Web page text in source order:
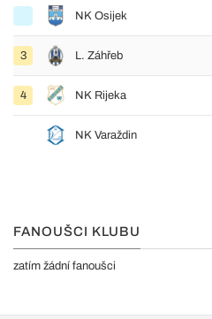
NK Osijek
3 L. Záhřeb
4 NK Rijeka
NK Varaždin
FANOUŠCI KLUBU
zatím žádní fanoušci